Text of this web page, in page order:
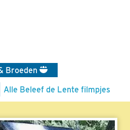
Broeden
Alle Beleef de Lente filmpjes